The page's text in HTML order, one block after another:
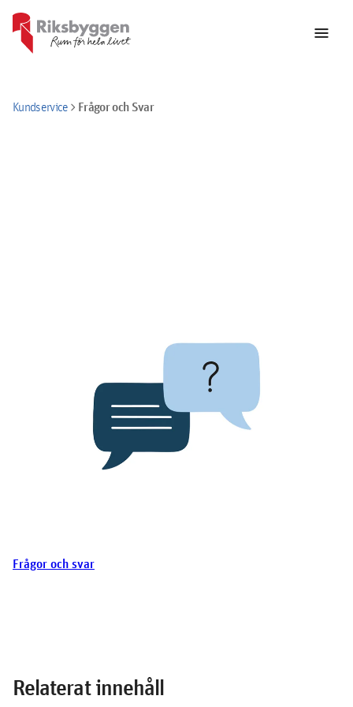
menu
Kundservicechevron_rightFrågor och Svar
Hur kan vi hjälpa till?
Här hittar du guider och svar på de vanligaste
frågorna för dig som är boende, bostadssökande
eller är med i en styrelse. Du slipper ringa och får
snabbt svar på dina frågor. Dessa guider
Frågor och svar
Relaterat innehåll